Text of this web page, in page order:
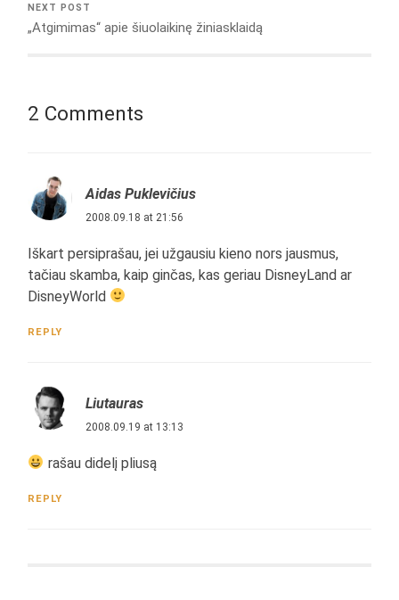
NEXT POST
„Atgimimas“ apie šiuolaikinę žiniasklaidą
2 Comments
Aidas Puklevičius
2008.09.18 at 21:56
Iškart persiprašau, jei užgausiu kieno nors jausmus,
tačiau skamba, kaip ginčas, kas geriau DisneyLand ar
DisneyWorld
REPLY
Liutauras
2008.09.19 at 13:13
rašau didelį pliusą
REPLY